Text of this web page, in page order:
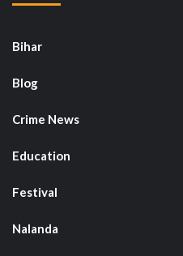
Bihar
Blog
Crime News
Education
Festival
Nalanda